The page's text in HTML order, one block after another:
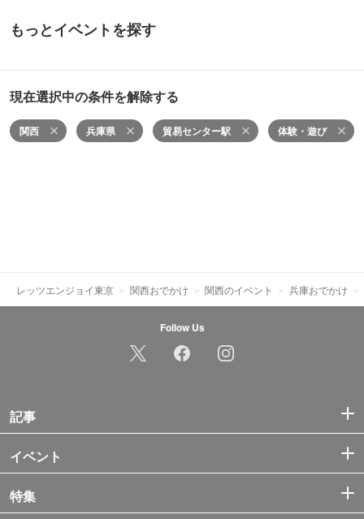
もっとイベントを探す
現在選択中の条件を解除する
関西 兵庫県 貿易センター駅 体験・遊び
レッツエンジョイ東京 関西おでかけ 関西のイベント 兵庫おでかけ
Follow Us
記事
イベント
特集